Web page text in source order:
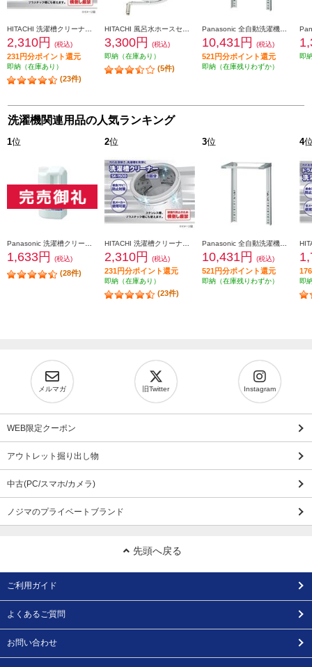
HITACHI 洗濯槽クリーナー【タテ型・ドラム式対応/腐食（サビ）防止対策/1回分】 SK-1500
2,310円 (税込)
231円分ポイント還元
即納（在庫あり）
(23件)
HITACHI 風呂水ホースセット【風呂水ホース４ｍ・クリーンフィルタ・ホースハンガー】 FHS-4A
3,300円
(税込)
即納（在庫あり）
(5件)
Panasonic 全自動洗濯機専用直付ユニット台【シルバー】 N-UD72-S
10,431円 (税込)
521円分ポイント還元
即納（在庫残りわずか）
即
洗濯機関連用品の人気ランキング
1位
Panasonic 洗濯槽クリーナー（塩素系）【縦型洗濯機用/腐食（サビ）防止対応/1回分】 N-W1A
1,633円 (税込)
(28件)
2位
HITACHI 洗濯槽クリーナー【タテ型・ドラム式対応/腐食（サビ）防止対策/1回分】 SK-1500
2,310円 (税込)
231円分ポイント還元
即納（在庫あり）
(23件)
3位
Panasonic 全自動洗濯機専用直付ユニット台【シルバー】 N-UD72-S
10,431円 (税込)
521円分ポイント還元
即納（在庫残りわずか）
4
即
メルマガ 旧Twitter Instagram
WEB限定クーポン
アウトレット掘り出し物
中古(PC/スマホ/カメラ)
ノジマのプライベートブランド
先頭へ戻る
ご利用ガイド
よくあるご質問
お問い合わせ